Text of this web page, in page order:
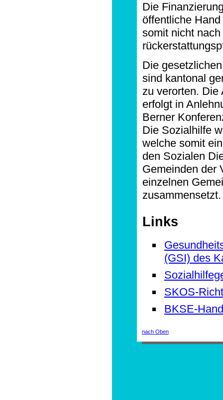
Die
öffentliche
somit nicht
Die
sind kantonal
zu verorten. Die
erfolgt in
Berner
Die Sozialhilfe
welche somit
den Sozialen
Gemeinden der
einzelnen
zusammensetzt.
Links
(GSI) des
SKOS-
BKSE-
nach Oben